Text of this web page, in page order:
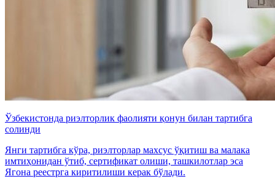
Ўзбекистонда риэлторлик фаолияти қонун билан тартибга
солинди
Янги тартибга кўра, риэлторлар махсус ўқитиш ва малака
имтиҳонидан ўтиб, сертификат олиши, ташкилотлар эса
Ягона реестрга киритилиши керак бўлади.